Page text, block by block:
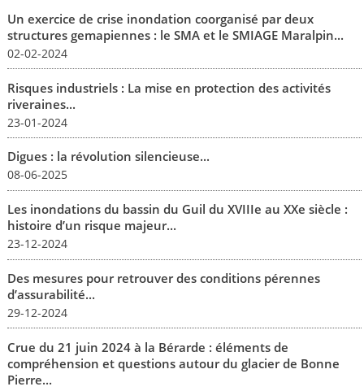
Un exercice de crise inondation coorganisé par deux
structures gemapiennes : le SMA et le SMIAGE Maralpin...
02-02-2024
Risques industriels : La mise en protection des activités
riveraines...
23-01-2024
Digues : la révolution silencieuse...
08-06-2025
Les inondations du bassin du Guil du XVIIIe au XXe siècle :
histoire d’un risque majeur...
23-12-2024
Des mesures pour retrouver des conditions pérennes
d’assurabilité...
29-12-2024
Crue du 21 juin 2024 à la Bérarde : éléments de
compréhension et questions autour du glacier de Bonne
Pierre...